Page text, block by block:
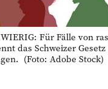
Für Fälle von
­das Schweizer
(Foto: Adobe Stock)